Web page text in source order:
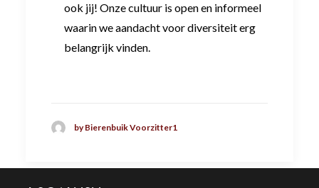
ook jij! Onze cultuur is open en informeel
waarin we aandacht voor diversiteit erg
belangrijk vinden.
by Bierenbuik Voorzitter1